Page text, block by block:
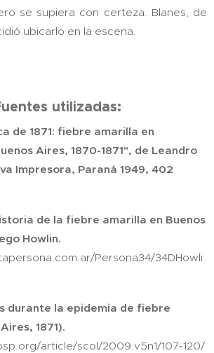
se supiera con certeza. Blanes, de
ubicarlo en la escena.
utilizadas:
de 1871: fiebre amarilla en
Aires, 1870-1871", de Leandro
Impresora, Paraná 1949, 402
de la fiebre amarilla en Buenos
Howlin.
Persona34/34DHowli
durante la epidemia de fiebre
1871).
article/scol/2009.v5n1/107-120/